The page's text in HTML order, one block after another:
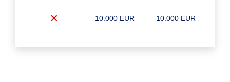
10.000 EUR 10.000 EUR